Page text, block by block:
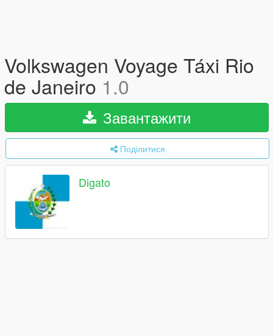
Volkswagen Voyage Táxi Rio
de Janeiro 1.0
Завантажити
Поділитися
Digato